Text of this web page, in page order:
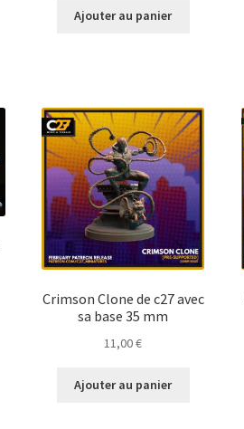
Ajouter au panier
Crimson Clone de c27 avec
sa base 35 mm
11,00€
Ajouter au panier